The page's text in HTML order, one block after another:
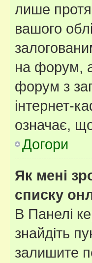
лише
вашого
на форум,
форум з
інтернет-
означає,
Догори
Як мені
списку
В Панелі
знайдіть
залишите